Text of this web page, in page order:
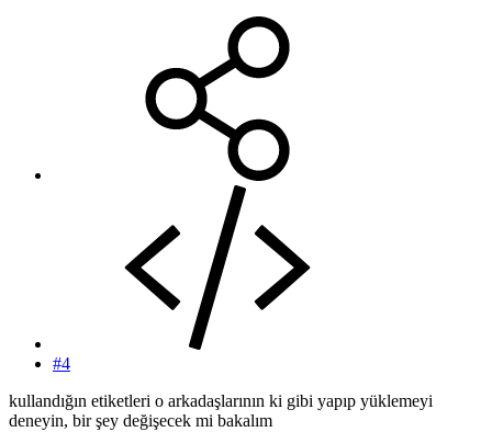
#4
kullandığın etiketleri o arkadaşlarının ki gibi yapıp yüklemeyi
deneyin, bir şey değişecek mi bakalım